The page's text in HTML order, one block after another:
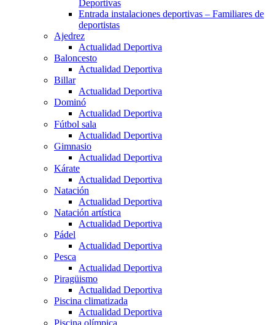
Deportivas
Entrada instalaciones deportivas – Familiares de
deportistas
Ajedrez
Actualidad Deportiva
Baloncesto
Actualidad Deportiva
Billar
Actualidad Deportiva
Dominó
Actualidad Deportiva
Fútbol sala
Actualidad Deportiva
Gimnasio
Actualidad Deportiva
Kárate
Actualidad Deportiva
Natación
Actualidad Deportiva
Natación artística
Actualidad Deportiva
Pádel
Actualidad Deportiva
Pesca
Actualidad Deportiva
Piragüismo
Actualidad Deportiva
Piscina climatizada
Actualidad Deportiva
Piscina olímpica